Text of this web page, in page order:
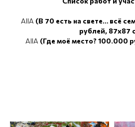
AllА (В 70 есть на свете… всё
рублей, 87x87
AllA (Где моё место? 100.000